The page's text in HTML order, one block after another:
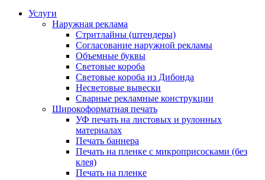
Услуги
Наружная реклама
Стритлайны (штендеры)
Согласование наружной рекламы
Объемные буквы
Световые короба
Световые короба из Дибонда
Несветовые вывески
Сварные рекламные конструкции
Широкоформатная печать
УФ печать на листовых и рулонных
материалах
Печать баннера
Печать на пленке с микроприсосками (без
клея)
Печать на пленке